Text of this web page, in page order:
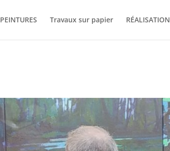
PEINTURES Travaux sur papier RÉALISATION